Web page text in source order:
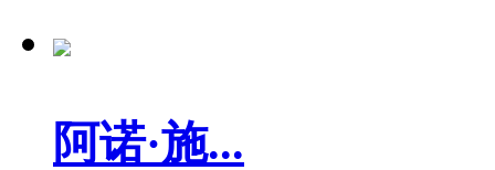
阿诺·施...